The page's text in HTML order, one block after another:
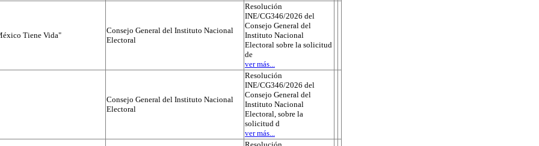
Tiene Vida"
Consejo General del Instituto Nacional
Electoral
Resolución
INE/CG346/2026 del
Consejo General del
Instituto Nacional
Electoral sobre la solicitud
de
ver más...
Consejo General del Instituto Nacional
Electoral
Resolución
INE/CG346/2026 del
Consejo General del
Instituto Nacional
Electoral, sobre la
solicitud d
ver más...